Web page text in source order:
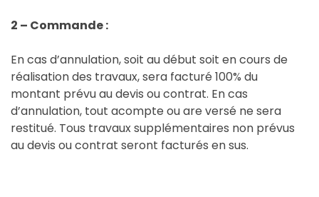
2 – Commande :
En cas d’annulation, soit au début soit en cours de
réalisation des travaux, sera facturé 100% du
montant prévu au devis ou contrat. En cas
d’annulation, tout acompte ou are versé ne sera
restitué. Tous travaux supplémentaires non prévus
au devis ou contrat seront facturés en sus.